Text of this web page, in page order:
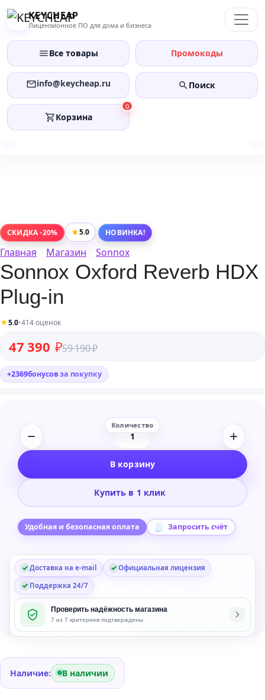
Перейти
KEYCHEAP
Лицензионное ПО для дома и бизнеса
Все товары Промокоды
info@keycheap.ru Поиск
0
Корзина
СКИДКА -20% ★5.0 НОВИНКА!
Главная Магазин Sonnox
Sonnox Oxford Reverb HDX
Plug-in
★5.0•414 оценок
59 190₽
Первоначальная цена составляла 59 190 ₽.
47 390 ₽
Текущая цена: 47 390 ₽.
+2369бонусовза покупку
Количество
Sonnox
Reverb
Plug-
В корзину
Купить в 1 клик
Удобная и безопасная оплата Запросить счёт
Доставка на e-mail
Официальная лицензия
Поддержка 24/7
Проверить надёжность магазина
7 из 7 критериев подтверждены
Наличие: В наличии